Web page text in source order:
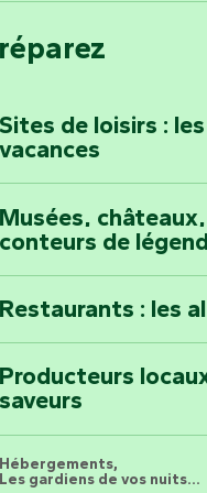
Maillezais
Montez au
Tout l'agenda
Sites de loisirs :
vacances
Musées,
conteurs de
Restaurants : les
Producteurs
saveurs
Hébergements,
Les gardiens de vos nuits...
?